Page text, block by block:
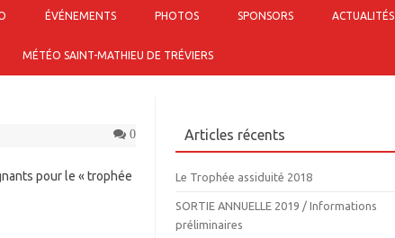
ÉVÉNEMENTS PHOTOS SPONSORS ACTUALITÉS
MÉTÉO SAINT-MATHIEU DE TRÉVIERS
0
pour le « trophée
Articles récents
Le Trophée assiduité 2018
SORTIE ANNUELLE 2019 / Informations
préliminaires